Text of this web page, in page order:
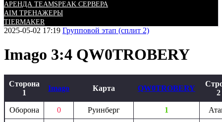
АРЕНДА TEAMSPEAK СЕРВЕРА
AIM ТРЕНАЖЕРЫ
TIERMAKER
2025-05-02 17:19 Групповой этап (сплит 2)
Imago 3:4 QW0TROBERY
Сторона
1
Imago Карта QW0TROBERY
2
Оборона 0 Руинберг 1